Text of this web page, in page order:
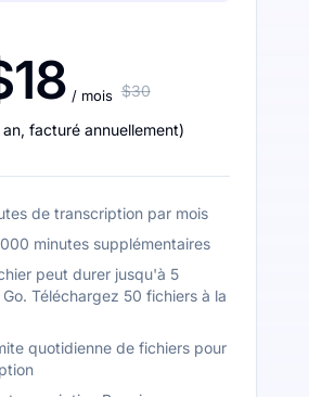
/ mois $30
an, facturé annuellement)
de transcription par mois
minutes supplémentaires
peut durer jusqu'à 5
Téléchargez 50 fichiers à la
quotidienne de fichiers pour